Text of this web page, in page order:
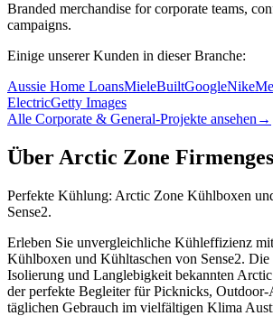
Branded merchandise for corporate teams,
campaigns.
Einige unserer Kunden in dieser Branche:
Aussie Home LoansMieleBuiltGoogleNike
ElectricGetty Images
Alle Corporate & General-Projekte ansehen →
Über Arctic Zone
Perfekte Kühlung: Arctic Zone Kühlboxen
Sense2.
Erleben Sie unvergleichliche Kühleffizienz
Kühlboxen und Kühltaschen von Sense2.
Isolierung und Langlebigkeit bekannten
der perfekte Begleiter für Picknicks, Outdoor-
täglichen Gebrauch im vielfältigen Klima